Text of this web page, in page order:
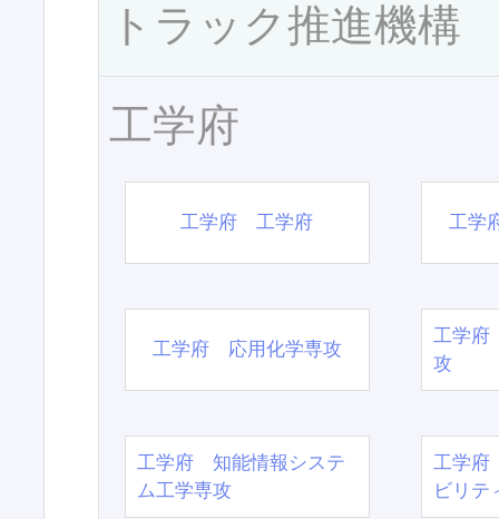
トラック推進機構
工学府
工学府 工学府 工学
工学府 応用化学専攻
工学府
攻
工学府 知能情報システ
ム工学専攻
工学府
ビリテ